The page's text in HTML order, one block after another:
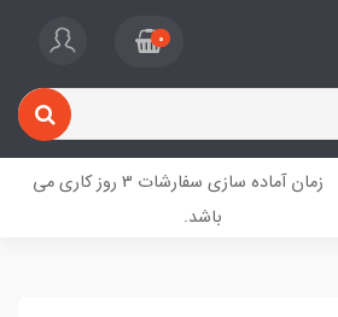
0
زمان آماده سازی سفارشات 3 روز کاری می
باشد.